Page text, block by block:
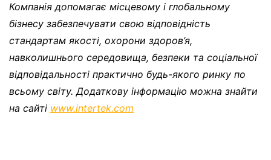
Компанія допомагає місцевому і глобальному
бізнесу забезпечувати свою відповідність
стандартам якості, охорони здоров’я,
навколишнього середовища, безпеки та соціальної
відповідальності практично будь-якого ринку по
всьому світу. Додаткову інформацію можна знайти
на сайті www.intertek.com